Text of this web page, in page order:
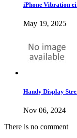
iPhone Vibration
May 19, 2025
Handy Display
Nov 06, 2024
There is no comment